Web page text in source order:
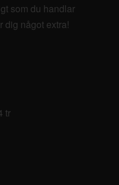
som du handlar
dig något extra!
tr